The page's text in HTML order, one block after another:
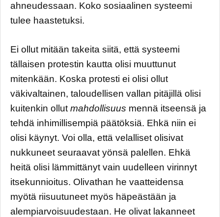
ahneudessaan. Koko sosiaalinen systeemi
tulee haastetuksi.
Ei ollut mitään takeita siitä, että systeemi
tällaisen protestin kautta olisi muuttunut
mitenkään. Koska protesti ei olisi ollut
väkivaltainen, taloudellisen vallan pitäjillä olisi
kuitenkin ollut mahdollisuus mennä itseensä ja
tehdä inhimillisempiä päätöksiä. Ehkä niin ei
olisi käynyt. Voi olla, että velalliset olisivat
nukkuneet seuraavat yönsä palellen. Ehkä
heitä olisi lämmittänyt vain uudelleen virinnyt
itsekunnioitus. Olivathan he vaatteidensa
myötä riisuutuneet myös häpeästään ja
alempiarvoisuudestaan. He olivat lakanneet